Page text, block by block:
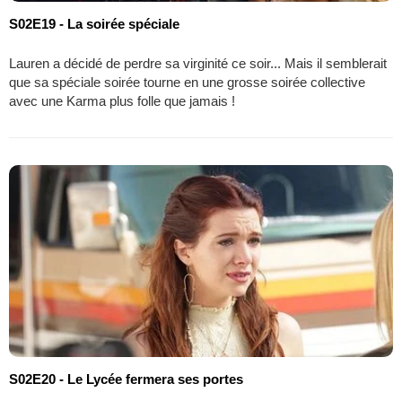
S02E19 - La soirée spéciale
Lauren a décidé de perdre sa virginité ce soir... Mais il semblerait
que sa spéciale soirée tourne en une grosse soirée collective
avec une Karma plus folle que jamais !
S02E20 - Le Lycée fermera ses portes